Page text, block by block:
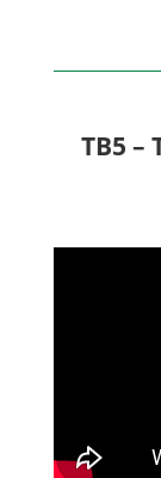
TB5 –